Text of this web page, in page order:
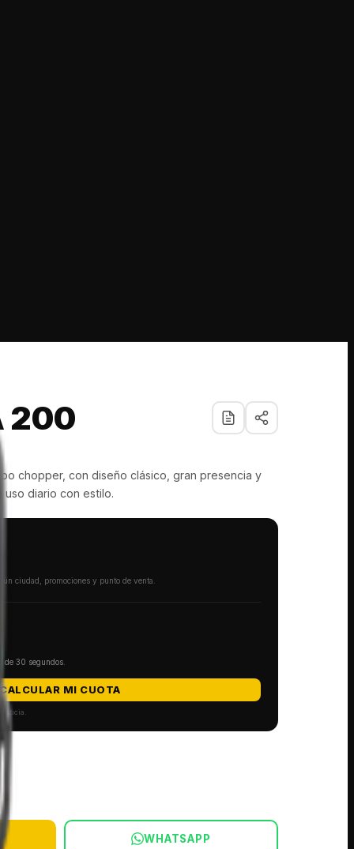
200
chopper, con diseño clásico, gran presencia y
uso diario con estilo.
ciudad, promociones y punto de venta.
de 30 segundos.
CALCULAR MI CUOTA
WHATSAPP